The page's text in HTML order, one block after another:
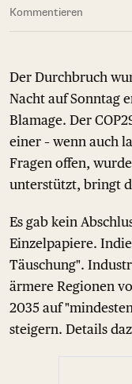
Kommentieren
Der Durchbruch
Nacht auf Sonntag
Blamage. Der
einer – wenn auch
Fragen offen,
unterstützt, bringt
Es gab kein
Einzelpapiere.
Täuschung".
ärmere Regionen
2035 auf
steigern. Details